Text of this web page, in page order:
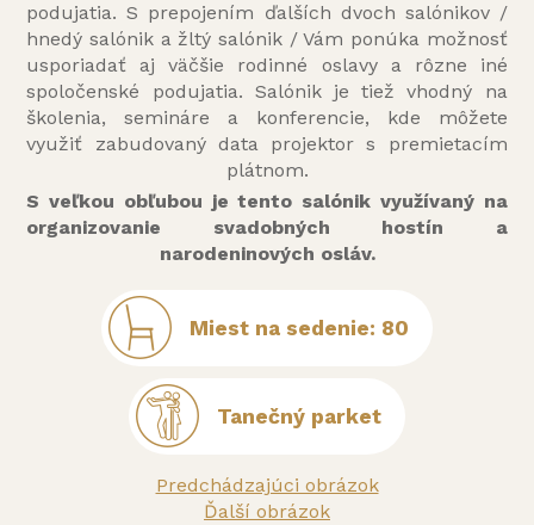
podujatia. S prepojením ďalších dvoch salónikov /
hnedý salónik a žltý salónik / Vám ponúka možnosť
usporiadať aj väčšie rodinné oslavy a rôzne iné
spoločenské podujatia. Salónik je tiež vhodný na
školenia, semináre a konferencie, kde môžete
využiť zabudovaný data projektor s premietacím
plátnom.
S veľkou obľubou je tento salónik využívaný na
organizovanie svadobných hostín a
narodeninových osláv.
Miest na sedenie: 80
Tanečný parket
Predchádzajúci obrázok
Ďalší obrázok